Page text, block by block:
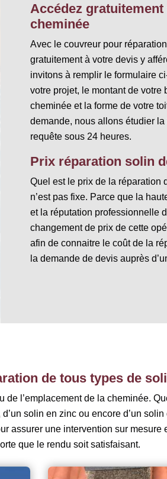
Accédez
cheminée
Avec le couvreur pour
gratuitement à votre devis y
invitons à remplir le formulaire
votre projet, le montant de votre
cheminée et la forme de votre
demande, nous allons étudier
requête sous 24 heures.
Prix réparation solin
Quel est le prix de la réparation
n’est pas fixe. Parce que la
et la réputation professionnelle
changement de prix de cette
afin de connaitre le coût de la
la demande de devis auprès
de tous types de
l’emplacement de la cheminée.
solin en zinc ou encore d’un
assurer une intervention sur
que le rendu soit satisfaisant.